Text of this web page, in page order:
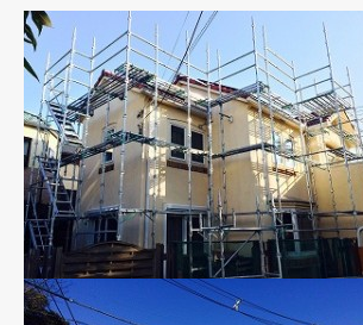
プライバシーポリシー
リンク集
サイトマップ